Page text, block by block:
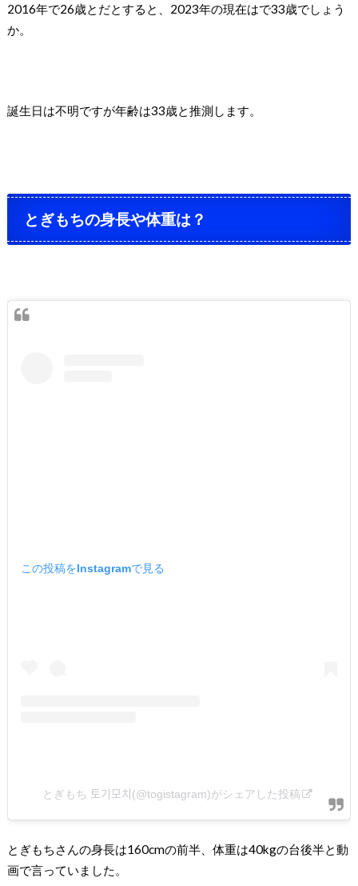
2016年で26歳とだとすると、2023年の現在はで33歳でしょう
か。
誕生日は不明ですが年齢は33歳と推測します。
とぎもちの身長や体重は？
この投稿をInstagramで見る
とぎもち 토기모치(@togistagram)がシェアした投稿
とぎもちさんの身長は160cmの前半、体重は40kgの台後半と動
画で言っていました。